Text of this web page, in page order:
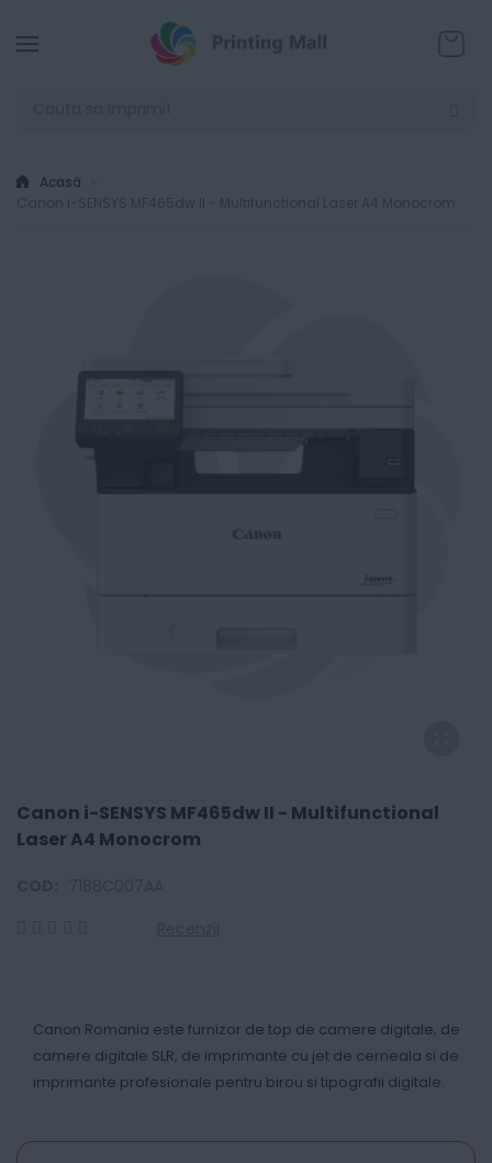
Acasă
Canon i-SENSYS MF465dw II - Multifunctional Laser A4 Monocrom
Canon i-SENSYS MF465dw II - Multifunctional
Laser A4 Monocrom
Canon Romania este furnizor de top de camere digitale, de
camere digitale SLR, de imprimante cu jet de cerneala si de
imprimante profesionale pentru birou si tipografii digitale.